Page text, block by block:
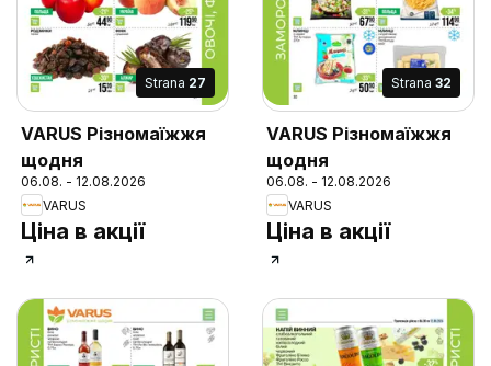
Strana 27
VARUS Різномаїжжя
щодня
06.08. - 12.08.2026
VARUS
Ціна в акції
Strana 32
VARUS Різномаїжжя
щодня
06.08. - 12.08.2026
VARUS
Ціна в акції